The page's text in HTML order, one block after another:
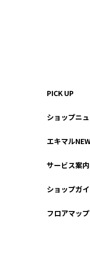
PICK UP
ショップニ
エキマル
サービス案内
ショップガ
フロアマップ